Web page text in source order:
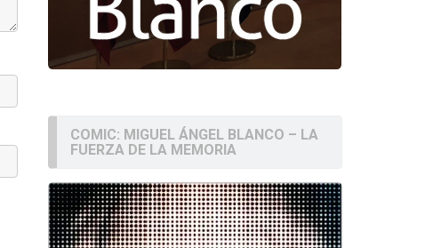
COMIC: MIGUEL ÁNGEL BLANCO – LA
FUERZA DE LA MEMORIA